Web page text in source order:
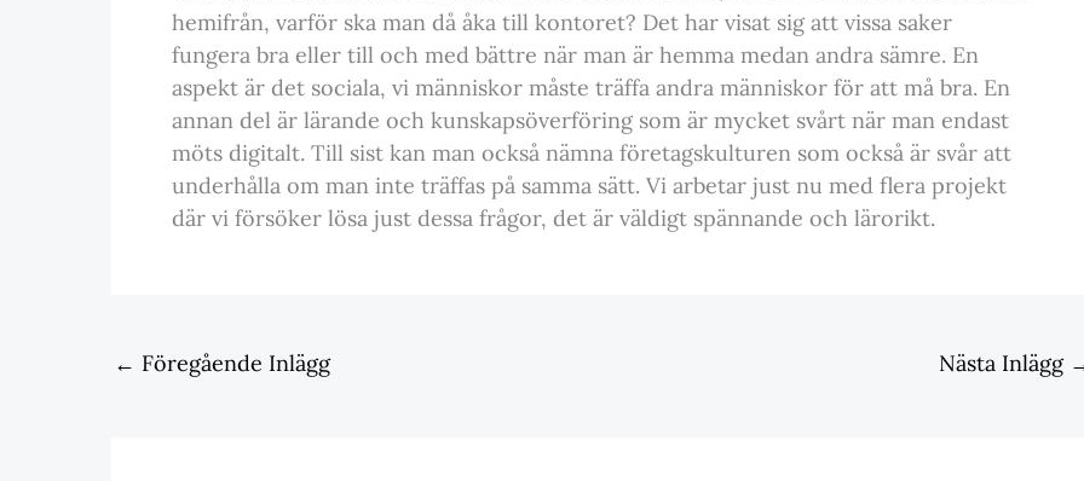
hemifrån, varför ska man då åka till kontoret? Det har visat sig att vissa saker
fungera bra eller till och med bättre när man är hemma medan andra sämre. En
aspekt är det sociala, vi människor måste träffa andra människor för att må bra. En
annan del är lärande och kunskapsöverföring som är mycket svårt när man endast
möts digitalt. Till sist kan man också nämna företagskulturen som också är svår att
underhålla om man inte träffas på samma sätt. Vi arbetar just nu med flera projekt
där vi försöker lösa just dessa frågor, det är väldigt spännande och lärorikt.
← Föregående Inlägg Nästa Inlägg